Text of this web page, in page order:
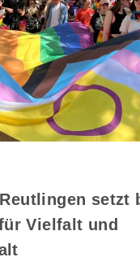
setzt
Vielfalt und